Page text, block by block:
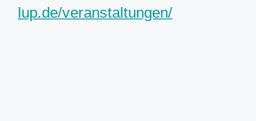
lup.de/veranstaltungen/